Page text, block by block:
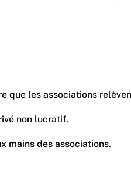
non lucratif.
mains des associations.